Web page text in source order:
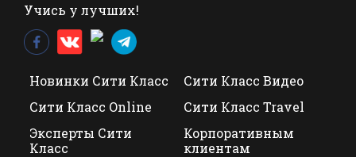
Учись у лучших!
Новинки Сити Класс
Сити Класс Видео
Сити Класс Online
Сити Класс Travel
Эксперты Сити
Класс
Корпоративным
клиентам